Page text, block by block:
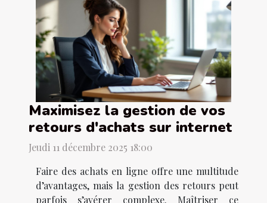
Maximisez la gestion de vos
retours d'achats sur internet
Jeudi 11 décembre 2025 18:00
Faire des achats en ligne offre une multitude
d’avantages, mais la gestion des retours peut
parfois s’avérer complexe. Maîtriser ce